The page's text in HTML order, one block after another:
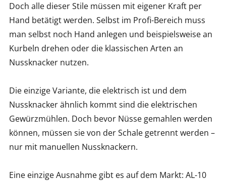
Doch alle dieser Stile müssen mit eigener Kraft per
Hand betätigt werden. Selbst im Profi-Bereich muss
man selbst noch Hand anlegen und beispielsweise an
Kurbeln drehen oder die klassischen Arten an
Nussknacker nutzen.
Die einzige Variante, die elektrisch ist und dem
Nussknacker ähnlich kommt sind die elektrischen
Gewürzmühlen. Doch bevor Nüsse gemahlen werden
können, müssen sie von der Schale getrennt werden –
nur mit manuellen Nussknackern.
Eine einzige Ausnahme gibt es auf dem Markt: AL-10